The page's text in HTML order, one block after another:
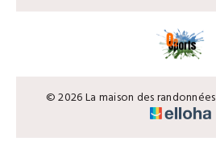
© 2026 La maison des randonnées